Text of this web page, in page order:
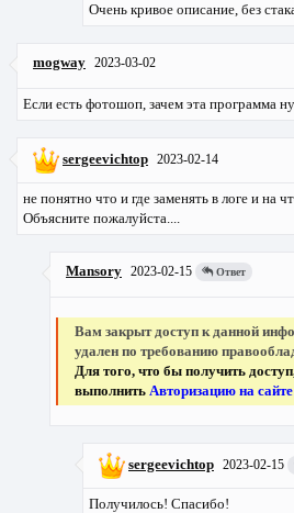
Очень кривое описание, без
mogway 2023-03-02
Если есть фотошоп, зачем эта программа
sergeevichtop 2023-02-14
не понятно что и где заменять в логе и на
Объясните пожалуйста....
Mansory 2023-02-15 Ответ
Вам закрыт доступ к данной
удален по требованию
Для того, что бы получить
выполнитьАвторизацию на сайте
sergeevichtop 2023-02-15
Получилось! Спасибо!